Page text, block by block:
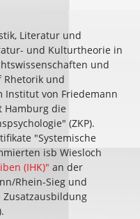
Literatur und
und Kulturtheorie in
und
Rhetorik und
von Friedemann
Hamburg die
(ZKP).
"Systemische
isb Wiesloch
(IHK)" an der
Rhein-Sieg und